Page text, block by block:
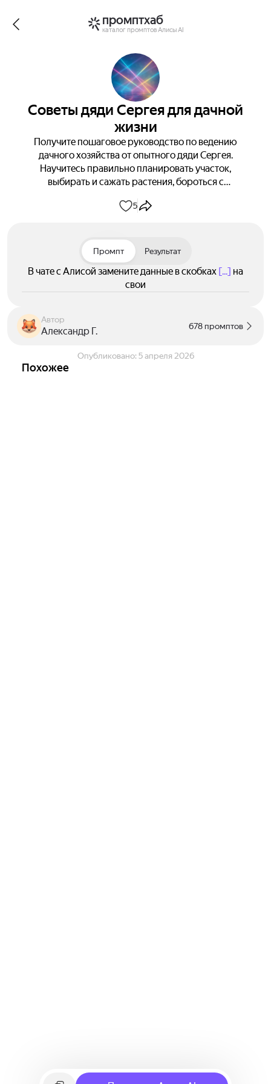
промптхаб
каталог промптов Алисы AI
Советы дяди Сергея для дачной
жизни
Получите пошаговое руководство по ведению
дачного хозяйства от опытного дяди Сергея.
Научитесь правильно планировать участок,
выбирать и сажать растения, бороться с
конкретные инструкции и советы по каждому этапу
дачником.
5
Промпт Результат
В чате с Алисой замените данные в скобках [...] на
свои
Автор
Александр Г. 678 промптов
Опубликовано: 5 апреля 2026
Похожее